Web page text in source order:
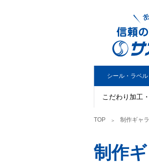
こだわり加工
シール・ラベル
TOP 制作ギャ
制作